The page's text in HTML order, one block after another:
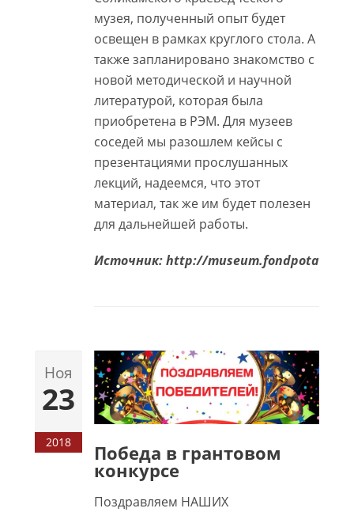
музея, полученный опыт будет
освещен в рамках круглого стола. А
также запланировано знакомство с
новой методической и научной
литературой, которая была
приобретена в РЭМ. Для музеев
соседей мы разошлем кейсы с
презентациями прослушанных
лекций, надеемся, что этот
материал, так же им будет полезен
для дальнейшей работы.
Источник: http://
Ноя
23
2018 Победа в грантовом
конкурсе
Поздравляем НАШИХ